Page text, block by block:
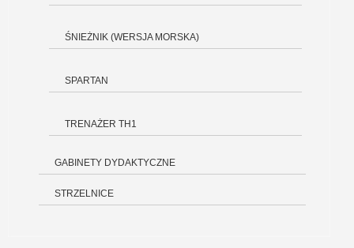
ŚNIEŻNIK (WERSJA MORSKA)
SPARTAN
TRENAŻER TH1
GABINETY DYDAKTYCZNE
STRZELNICE